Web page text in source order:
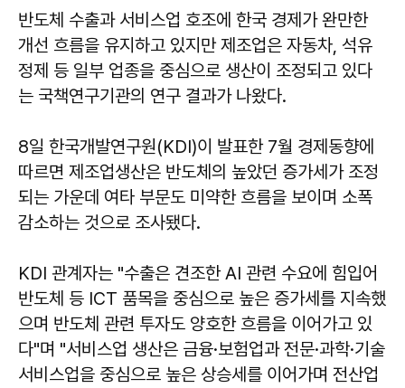
반도체 수출과 서비스업 호조에 한국 경제가 완만한
개선 흐름을 유지하고 있지만 제조업은 자동차, 석유
정제 등 일부 업종을 중심으로 생산이 조정되고 있다
는 국책연구기관의 연구 결과가 나왔다.
8일 한국개발연구원(KDI)이 발표한 7월 경제동향에
따르면 제조업생산은 반도체의 높았던 증가세가 조정
되는 가운데 여타 부문도 미약한 흐름을 보이며 소폭
감소하는 것으로 조사됐다.
KDI 관계자는 "수출은 견조한 AI 관련 수요에 힘입어
반도체 등 ICT 품목을 중심으로 높은 증가세를 지속했
으며 반도체 관련 투자도 양호한 흐름을 이어가고 있
다"며 "서비스업 생산은 금융·보험업과 전문·과학·기술
서비스업을 중심으로 높은 상승세를 이어가며 전산업